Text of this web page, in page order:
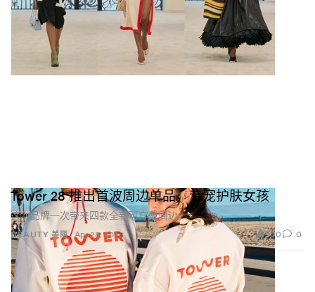
BEAUTY 美丽
Tower 28 推出首波周边单品，专宠护肤女孩
这次品牌一次带来四款全新可穿戴周边。
Apr 28, 2026 900 0